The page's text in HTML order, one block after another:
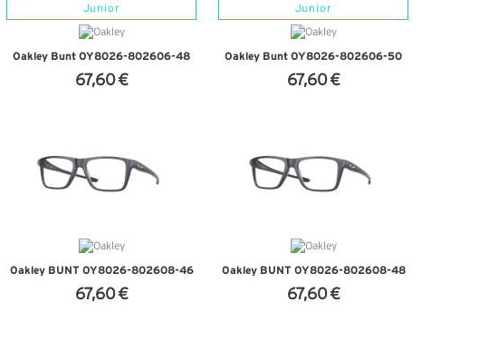
Junior
Oakley Bunt OY8026-802606-48
67,60 €
Junior
Oakley Bunt OY8026-802606-50
67,60 €
Oakley BUNT OY8026-802608-46
67,60 €
Oakley BUNT OY8026-802608-48
67,60 €